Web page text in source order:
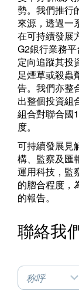
勢。我們推行
來源，透過一
在可持續發展
G2銀行業務
定向追蹤其投
足煙草或殺蟲
告。我們亦整
出整個投資組
組合對聯合國
度。
可持續發展見
構、監察及匯
運用科技，監
的脗合程度，
的報告。
聯絡我
称呼